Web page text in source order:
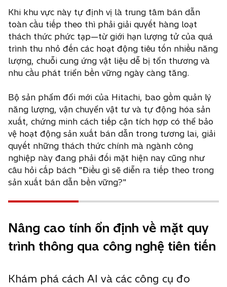
Khi khu vực này tự định vị là trung tâm bán dẫn
toàn cầu tiếp theo thì phải giải quyết hàng loạt
thách thức phức tạp—từ giới hạn lượng tử của quá
trình thu nhỏ đến các hoạt động tiêu tốn nhiều năng
lượng, chuỗi cung ứng vật liệu dễ bị tổn thương và
nhu cầu phát triển bền vững ngày càng tăng.
Bộ sản phẩm đổi mới của Hitachi, bao gồm quản lý
năng lượng, vận chuyển vật tư và tự động hóa sản
xuất, chứng minh cách tiếp cận tích hợp có thể bảo
vệ hoạt động sản xuất bán dẫn trong tương lai, giải
quyết những thách thức chính mà ngành công
nghiệp này đang phải đối mặt hiện nay cũng như
câu hỏi cấp bách "Điều gì sẽ diễn ra tiếp theo trong
sản xuất bán dẫn bền vững?"
Nâng cao tính ổn định về mặt quy
trình thông qua công nghệ tiên tiến
Khám phá cách AI và các công cụ đo